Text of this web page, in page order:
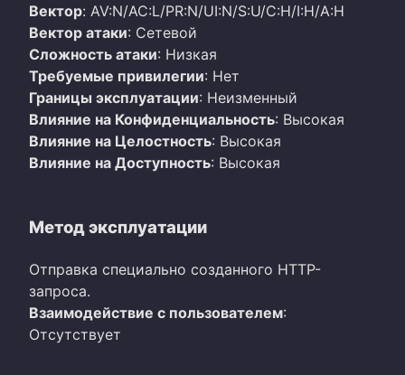
Вектор: AV:N/AC:L/PR:N/UI:N/S:U/C:H/I:H/A:H
Вектор атаки: Сетевой
Сложность атаки: Низкая
Требуемые привилегии: Нет
Границы эксплуатации: Неизменный
Влияние на Конфиденциальность: Высокая
Влияние на Целостность: Высокая
Влияние на Доступность: Высокая
Метод эксплуатации
Отправка специально созданного HTTP-
запроса.
Взаимодействие с пользователем:
Отсутствует